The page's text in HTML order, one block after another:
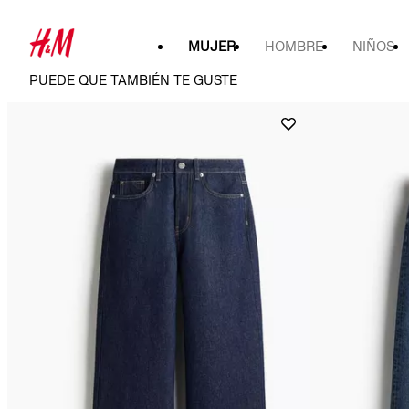
MUJER HOMBRE NIÑOS
PUEDE QUE TAMBIÉN TE GUSTE